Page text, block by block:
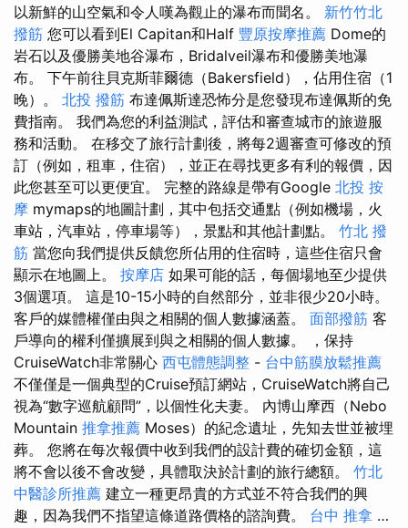
以新鮮的山空氣和令人嘆為觀止的瀑布而聞名。 新竹竹北
撥筋 您可以看到El Capitan和Half 豐原按摩推薦 Dome的
岩石以及優勝美地谷瀑布，Bridalveil瀑布和優勝美地瀑
布。 下午前往貝克斯菲爾德（Bakersfield），佔用住宿（1
晚）。 北投 撥筋 布達佩斯達恐怖分是您發現布達佩斯的免
費指南。 我們為您的利益測試，評估和審查城市的旅遊服
務和活動。 在移交了旅行計劃後，將每2週審查可修改的預
訂（例如，租車，住宿），並正在尋找更多有利的報價，因
此您甚至可以更便宜。 完整的路線是帶有Google 北投 按
摩 mymaps的地圖計劃，其中包括交通點（例如機場，火
車站，汽車站，停車場等），景點和其他計劃點。 竹北 撥
筋 當您向我們提供反饋您所佔用的住宿時，這些住宿只會
顯示在地圖上。 按摩店 如果可能的話，每個場地至少提供
3個選項。 這是10-15小時的自然部分，並非很少20小時。
客戶的媒體權僅由與之相關的個人數據涵蓋。 面部撥筋 客
戶導向的權利僅擴展到與之相關的個人數據。 ，保持
CruiseWatch非常關心 西屯體態調整 - 台中筋膜放鬆推薦
不僅僅是一個典型的Cruise預訂網站，CruiseWatch將自己
視為“數字巡航顧問”，以個性化夫妻。 內博山摩西（Nebo
Mountain 推拿推薦 Moses）的紀念遺址，先知去世並被埋
葬。 您將在每次報價中收到我們的設計費的確切金額，這
將不會以後不會改變，具體取決於計劃的旅行總額。 竹北
中醫診所推薦 建立一種更昂貴的方式並不符合我們的興
趣，因為我們不指望這條道路價格的諮詢費。 台中 推拿 …